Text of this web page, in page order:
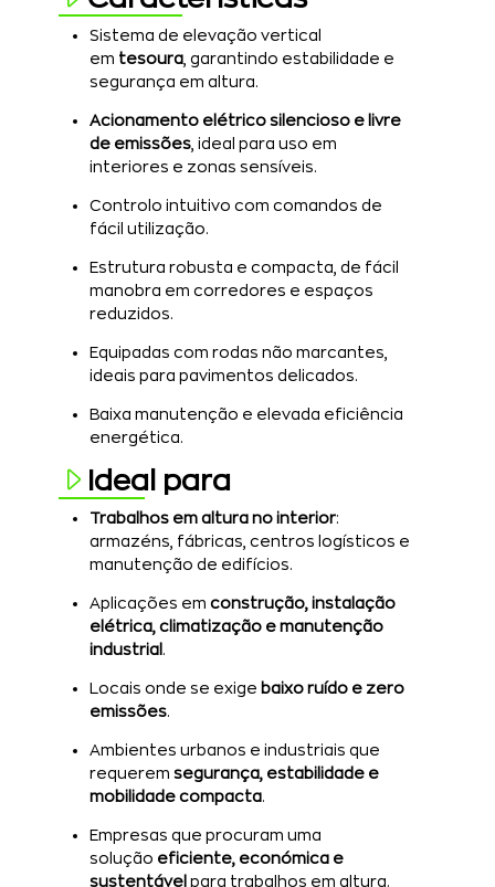
Sistema de elevação vertical
em tesoura, garantindo estabilidade e
segurança em altura.
Acionamento elétrico silencioso e livre
de emissões, ideal para uso em
interiores e zonas sensíveis.
Controlo intuitivo com comandos de
fácil utilização.
Estrutura robusta e compacta, de fácil
manobra em corredores e espaços
reduzidos.
Equipadas com rodas não marcantes,
ideais para pavimentos delicados.
Baixa manutenção e elevada eficiência
energética.
Ideal para
Trabalhos em altura no interior:
armazéns, fábricas, centros logísticos e
manutenção de edifícios.
Aplicações em construção, instalação
elétrica, climatização e manutenção
industrial
Locais onde se exige baixo ruído e zero
emissões.
Ambientes urbanos e industriais que
requerem segurança, estabilidade e
mobilidade compacta.
Empresas que procuram uma
solução eficiente, económica e
sustentável para trabalhos em altura.